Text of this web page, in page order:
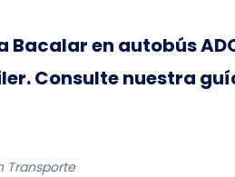
Bacalar en autobús
Consulte nuestra
Transporte